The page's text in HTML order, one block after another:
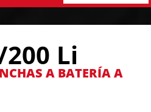
200 Li
A BATERÍA A